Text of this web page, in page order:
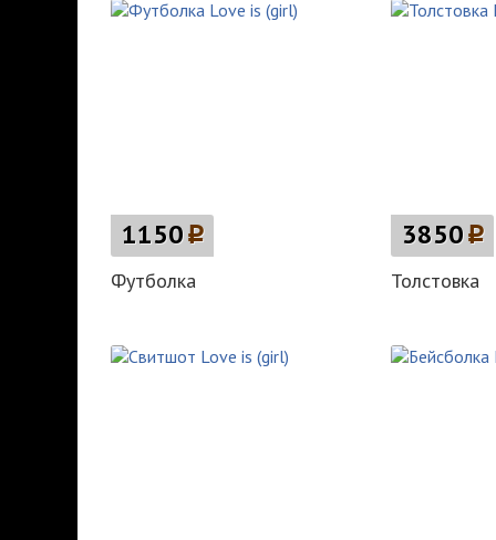
1150p
Футболка
3850p
Толстовка